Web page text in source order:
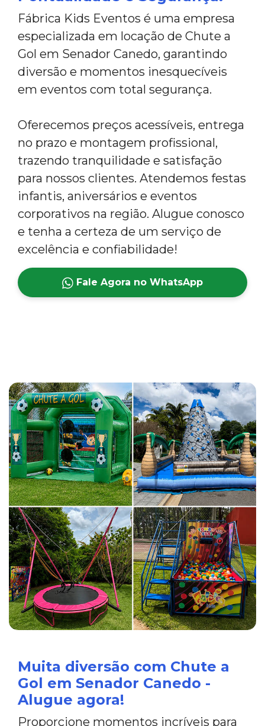
Fábrica Kids Eventos é uma empresa
especializada em locação de Chute a
Gol em Senador Canedo, garantindo
diversão e momentos inesquecíveis
em eventos com total segurança.
Oferecemos preços acessíveis, entrega
no prazo e montagem profissional,
trazendo tranquilidade e satisfação
para nossos clientes. Atendemos festas
infantis, aniversários e eventos
corporativos na região. Alugue conosco
e tenha a certeza de um serviço de
excelência e confiabilidade!
Fale Agora no WhatsApp
Muita diversão com Chute a
Gol em Senador Canedo -
Alugue agora!
Proporcione momentos incríveis para